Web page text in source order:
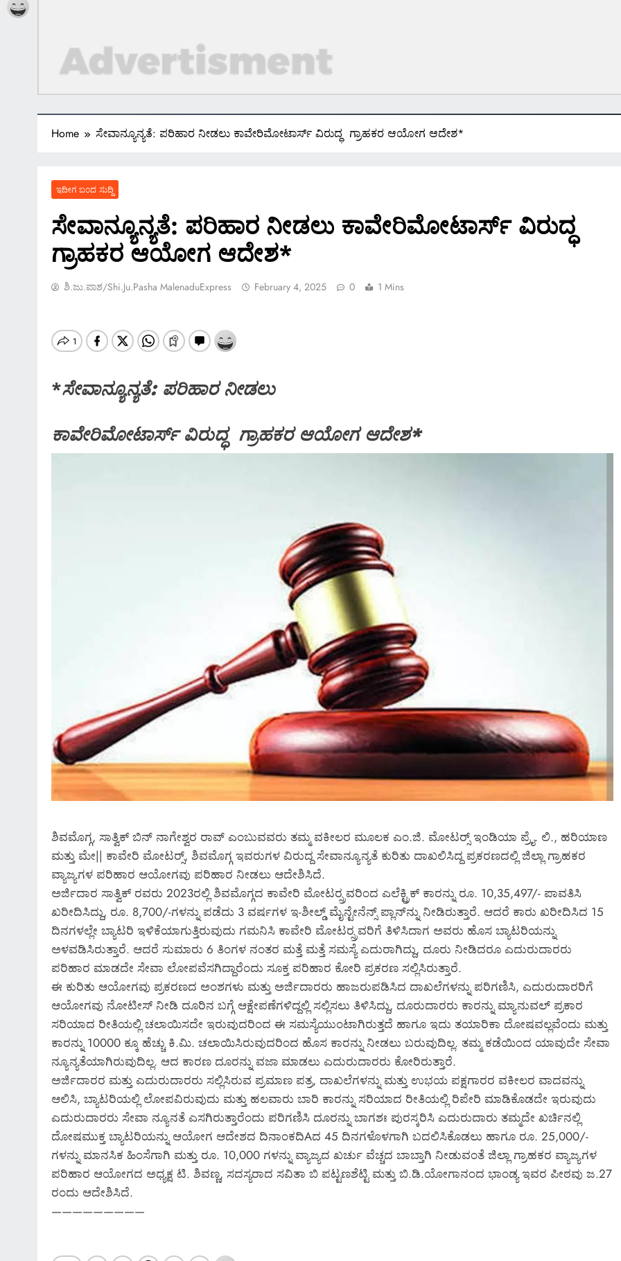
Home ಸೇವಾನ್ಯೂನ್ಯತೆ: ಪರಿಹಾರ ನೀಡಲು ಕಾವೇರಿಮೋಟಾರ್ಸ್ ವಿರುದ್ಧ ಗ್ರಾಹಕರ ಆಯೋಗ ಆದೇಶ*
ಇದೀಗ ಬಂದ ಸುದ್ದಿ
ಸೇವಾನ್ಯೂನ್ಯತೆ: ಪರಿಹಾರ ನೀಡಲು ಕಾವೇರಿಮೋಟಾರ್ಸ್ ವಿರುದ್ಧ
ಗ್ರಾಹಕರ ಆಯೋಗ ಆದೇಶ*
ಶಿ.ಜು.ಪಾಶ/Shi.ju.pasha MalenaduExpress February 4, 2025 0 1 Mins
*ಸೇವಾನ್ಯೂನ್ಯತೆ: ಪರಿಹಾರ ನೀಡಲು
ಕಾವೇರಿಮೋಟಾರ್ಸ್ ವಿರುದ್ಧ ಗ್ರಾಹಕರ ಆಯೋಗ ಆದೇಶ*
ಶಿವಮೊಗ್ಗ, ಸಾತ್ವಿಕ್ ಬಿನ್ ನಾಗೇಶ್ವರ ರಾವ್ ಎಂಬುವವರು ತಮ್ಮ ವಕೀಲರ ಮೂಲಕ ಎಂ.ಜಿ. ಮೋಟರ‍್ಸ್ ಇಂಡಿಯಾ ಪ್ರೈ. ಲಿ., ಹರಿಯಾಣ
ಮತ್ತು ಮೇ|| ಕಾವೇರಿ ಮೋಟರ‍್ಸ್, ಶಿವಮೊಗ್ಗ ಇವರುಗಳ ವಿರುದ್ದ ಸೇವಾನ್ಯೂನ್ಯತೆ ಕುರಿತು ದಾಖಲಿಸಿದ್ದ ಪ್ರಕರಣದಲ್ಲಿ ಜಿಲ್ಲಾ ಗ್ರಾಹಕರ
ವ್ಯಾಜ್ಯಗಳ ಪರಿಹಾರ ಆಯೋಗವು ಪರಿಹಾರ ನೀಡಲು ಆದೇಶಿಸಿದೆ.
ಅರ್ಜಿದಾರ ಸಾತ್ವಿಕ್ ರವರು 2023ರಲ್ಲಿ ಶಿವಮೊಗ್ಗದ ಕಾವೇರಿ ಮೋಟರ‍್ಸ್ರವರಿಂದ ಎಲೆಕ್ಟ್ರಿಕ್ ಕಾರನ್ನು ರೂ. 10,35,497/- ಪಾವತಿಸಿ
ಖರೀದಿಸಿದ್ದು, ರೂ. 8,700/-ಗಳನ್ನು ಪಡೆದು 3 ವರ್ಷಗಳ ಇ-ಶೀಲ್ಡ್ ಮೈನ್ಟೇನೆನ್ಸ್ ಪ್ಲಾನ್‌ನ್ನು ನೀಡಿರುತ್ತಾರೆ. ಆದರೆ ಕಾರು ಖರೀದಿಸಿದ 15
ದಿನಗಳಲ್ಲೇ ಬ್ಯಾಟರಿ ಇಳಿಕೆಯಾಗುತ್ತಿರುವುದು ಗಮನಿಸಿ ಕಾವೇರಿ ಮೋಟರ‍್ಸ್ರವರಿಗೆ ತಿಳಿಸಿದಾಗ ಅವರು ಹೊಸ ಬ್ಯಾಟರಿಯನ್ನು
ಅಳವಡಿಸಿರುತ್ತಾರೆ. ಆದರೆ ಸುಮಾರು 6 ತಿಂಗಳ ನಂತರ ಮತ್ತೆ ಮತ್ತೆ ಸಮಸ್ಯೆ ಎದುರಾಗಿದ್ದು, ದೂರು ನೀಡಿದರೂ ಎದುರುದಾರರು
ಪರಿಹಾರ ಮಾಡದೇ ಸೇವಾ ಲೋಪವೆಸಗಿದ್ದಾರೆಂದು ಸೂಕ್ತ ಪರಿಹಾರ ಕೋರಿ ಪ್ರಕರಣ ಸಲ್ಲಿಸಿರುತ್ತಾರೆ.
ಈ ಕುರಿತು ಆಯೋಗವು ಪ್ರಕರಣದ ಅಂಶಗಳು ಮತ್ತು ಅರ್ಜಿದಾರರು ಹಾಜರುಪಡಿಸಿದ ದಾಖಲೆಗಳನ್ನು ಪರಿಗಣಿಸಿ, ಎದುರುದಾರರಿಗೆ
ಆಯೋಗವು ನೋಟೀಸ್ ನೀಡಿ ದೂರಿನ ಬಗ್ಗೆ ಆಕ್ಷೇಪಣೆಗಳಿದ್ದಲ್ಲಿ ಸಲ್ಲಿಸಲು ತಿಳಿಸಿದ್ದು, ದೂರುದಾರರು ಕಾರನ್ನು ಮ್ಯಾನುವಲ್ ಪ್ರಕಾರ
ಸರಿಯಾದ ರೀತಿಯಲ್ಲಿ ಚಲಾಯಿಸದೇ ಇರುವುದರಿಂದ ಈ ಸಮಸ್ಯೆಯುಂಟಾಗಿರುತ್ತದೆ ಹಾಗೂ ಇದು ತಯಾರಿಕಾ ದೋಷವಲ್ಲವೆಂದು ಮತ್ತು
ಕಾರನ್ನು 10000 ಕ್ಕೂ ಹೆಚ್ಚು ಕಿ.ಮಿ. ಚಲಾಯಿಸಿರುವುದರಿಂದ ಹೊಸ ಕಾರನ್ನು ನೀಡಲು ಬರುವುದಿಲ್ಲ. ತಮ್ಮ ಕಡೆಯಿಂದ ಯಾವುದೇ ಸೇವಾ
ನ್ಯೂನ್ಯತೆಯಾಗಿರುವುದಿಲ್ಲ. ಆದ ಕಾರಣ ದೂರನ್ನು ವಜಾ ಮಾಡಲು ಎದುರುದಾರರು ಕೋರಿರುತ್ತಾರೆ.
ಅರ್ಜಿದಾರರ ಮತ್ತು ಎದುರುದಾರರು ಸಲ್ಲಿಸಿರುವ ಪ್ರಮಾಣ ಪತ್ರ, ದಾಖಲೆಗಳನ್ನು ಮತ್ತು ಉಭಯ ಪಕ್ಷಗಾರರ ವಕೀಲರ ವಾದವನ್ನು
ಆಲಿಸಿ, ಬ್ಯಾಟರಿಯಲ್ಲಿ ಲೋಪವಿರುವುದು ಮತ್ತು ಹಲವಾರು ಬಾರಿ ಕಾರನ್ನು ಸರಿಯಾದ ರೀತಿಯಲ್ಲಿ ರಿಪೇರಿ ಮಾಡಿಕೊಡದೇ ಇರುವುದು
ಎದುರುದಾರರು ಸೇವಾ ನ್ಯೂನತೆ ಎಸಗಿರುತ್ತಾರೆಂದು ಪರಿಗಣಿಸಿ ದೂರನ್ನು ಬಾಗಶಃ ಪುರಸ್ಕರಿಸಿ ಎದುರುದಾರು ತಮ್ಮದೇ ಖರ್ಚಿನಲ್ಲಿ
ದೋಷಮುಕ್ತ ಬ್ಯಾಟರಿಯನ್ನು ಆಯೋಗ ಆದೇಶದ ದಿನಾಂಕದಿAದ 45 ದಿನಗಳೊಳಗಾಗಿ ಬದಲಿಸಿಕೊಡಲು ಹಾಗೂ ರೂ. 25,000/-
ಗಳನ್ನು ಮಾನಸಿಕ ಹಿಂಸೆಗಾಗಿ ಮತ್ತು ರೂ. 10,000 ಗಳನ್ನು ವ್ಯಾಜ್ಯದ ಖರ್ಚು ವೆಚ್ಚದ ಬಾಬ್ತಾಗಿ ನೀಡುವಂತೆ ಜಿಲ್ಲಾ ಗ್ರಾಹಕರ ವ್ಯಾಜ್ಯಗಳ
ಪರಿಹಾರ ಆಯೋಗದ ಅಧ್ಯಕ್ಷ ಟಿ. ಶಿವಣ್ಣ, ಸದಸ್ಯರಾದ ಸವಿತಾ ಬಿ ಪಟ್ಟಣಶೆಟ್ಟಿ ಮತ್ತು ಬಿ.ಡಿ.ಯೋಗಾನಂದ ಭಾಂಡ್ಯ ಇವರ ಪೀಠವು ಜ.27
ರಂದು ಆದೇಶಿಸಿದೆ.
—————————
*ಶಿವಮೊಗ್ಗ ತಾಲ್ಲೂಕು ತಹಶೀಲ್ದಾರ್ ರವರನ್ನ
ನಂಬಿದ್ದ ಇವರ ಕಥೆ ಏನು?* *ಯಾವ ಕೆಲಸ?
ಯಾರು ಯಾರ ಹೆಗಲಿಗೆ?…ಮುಂದೇನು ಕಥೆ?*
*ಅವರಿವರು ಕೊಟ್ಟಿರೋ ಗುಪ್ತ ದಾಖಲೆಗಳೇನು?
* *ಸುಮ್ಮನೆ ಬಿಡುವರೇ ತಹಶೀಲ್ದಾರರ
March 6, 2026
ಮುಖ್ಯಮಂತ್ರಿ ಡಿ.ಕೆ.ಶಿವಕುಮಾರ್ ಭೇಟಿ ಮಾಡಿದ
ನೂತನ ಸಚಿವ ಮಧು ಬಂಗಾರಪ್ಪ ನೀಡುವ ಖಾತೆ
ಸಮರ್ಪಕವಾಗಿ ನಿರ್ವಹಿಸಿ ಎಂದು ಸಲಹೆ
ನೀಡಿದ ಸಿಎಂ
March 6, 2026